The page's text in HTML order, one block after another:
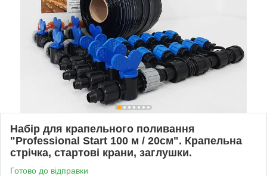
Набір для крапельного поливання
"Professional Start 100 м / 20см". Крапельна
стрічка, стартові крани, заглушки.
Готово до відправки